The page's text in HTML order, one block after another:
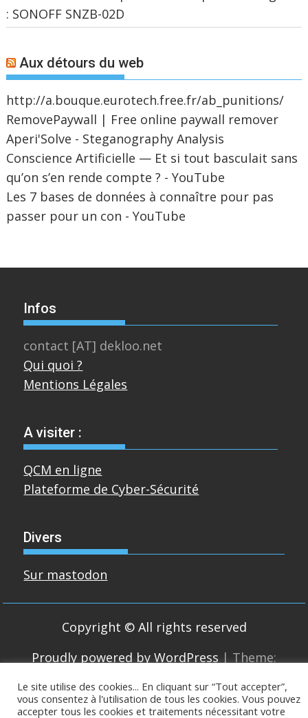
: SONOFF SNZB-02D
Aux détours du web
http://a.bouque.eurotech.free.fr/ab_punitions/
RemovePaywall | Free online paywall remover
Aperi'Solve - Steganography Analysis
Conscience Artificielle — Et si tout basculait sans
qu’on s’en rende compte ? - YouTube
Les 7 bases de données à connaître pour pas
passer pour un con - YouTube
Infos
contact [AT] dekloo.net
Qui quoi ?
Mentions Légales
A visiter :
QCM en ligne
Plateforme de Cyber-Sécurité
Divers
Sur mastodon
Copyright © All rights reserved
Proudly powered by WordPress | Theme:
Le site utilise des cookies... En cliquant sur “Tout accepter”,
vous consentez à l'utilisation de tous les cookies. Vous pouvez
accepter tous les cookies et traitements nécessitant votre